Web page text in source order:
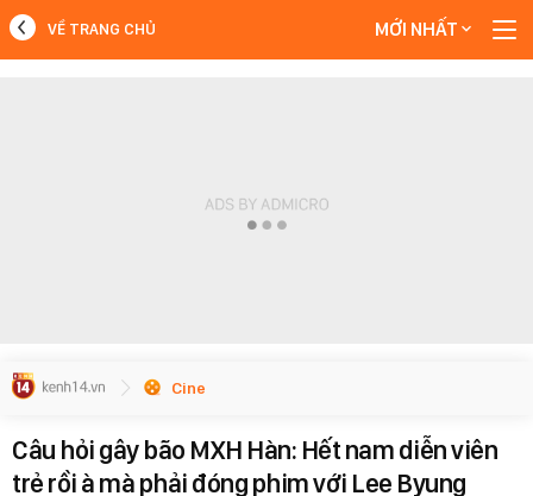
VỀ TRANG CHỦ MỚI NHẤT
Cine
Câu hỏi gây bão MXH Hàn: Hết nam diễn viên
trẻ rồi à mà phải đóng phim với Lee Byung